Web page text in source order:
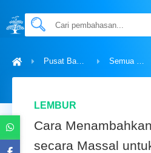
Pusat Bantuan Semua Topik
LEMBUR
Cara
secara Massal